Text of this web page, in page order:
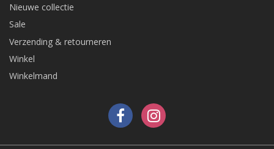
Nieuwe collectie
Sale
Verzending & retourneren
Winkel
Winkelmand